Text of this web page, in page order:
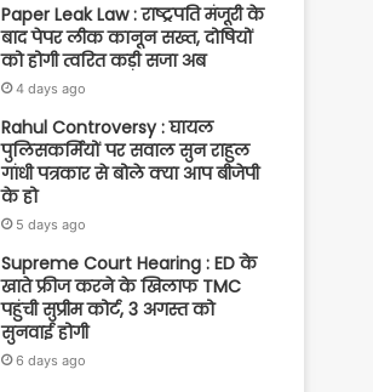
Paper Leak Law : राष्ट्रपति मंजूरी के
बाद पेपर लीक कानून सख्त, दोषियों
को होगी त्वरित कड़ी सजा अब
4 days ago
Rahul Controversy : घायल
पुलिसकर्मियों पर सवाल सुन राहुल
गांधी पत्रकार से बोले क्या आप बीजेपी
के हो
5 days ago
Supreme Court Hearing : ED के
खाते फ्रीज करने के खिलाफ TMC
पहुंची सुप्रीम कोर्ट, 3 अगस्त को
सुनवाई होगी
6 days ago